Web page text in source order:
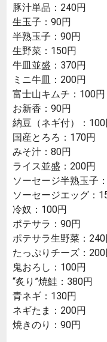
豚汁単品：240円
生玉子：90円
半熟玉子：90円
生野菜：150円
牛皿並盛：370円
ミニ牛皿：200円
富士山キムチ：100円
お新香：90円
納豆（ネギ付）：100
国産とろろ：170円
みそ汁：80円
ライス並盛：200円
ソーセージ半熟玉子
ソーセージエッグ：
冷奴：100円
ポテサラ：90円
ポテサラ生野菜：240
たっぷりチーズ：200
鬼おろし：100円
“炙り”焼鮭：380円
青ネギ：130円
ネギたま：200円
焼きのり：90円